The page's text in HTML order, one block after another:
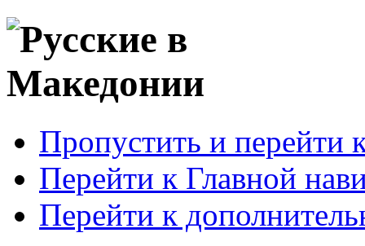
Пропустить и перейти
Перейти к Главной
Перейти к